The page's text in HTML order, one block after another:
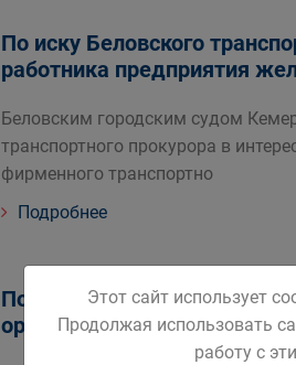
По иску Беловского
работника предприятия
Беловским городским судом
транспортного прокурора в
фирменного транспортно
Подробнее
По постановлению
организации оштрафовано
Этот сайт использует
Продолжая использовать
работу с